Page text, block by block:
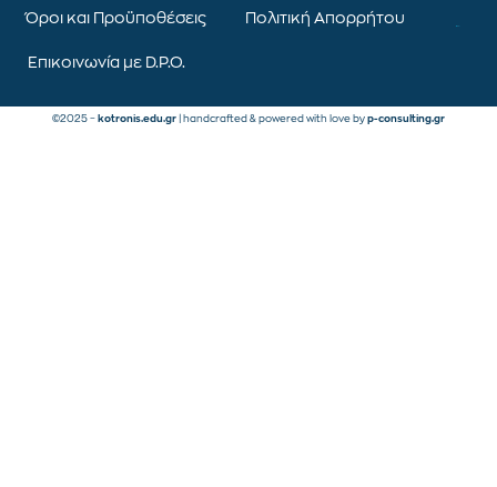
Όροι και Προϋποθέσεις Πολιτική Απορρήτου
Επικοινωνία με D.P.O.
©2025 – kotronis.edu.gr | handcrafted & powered with love by p-consulting.gr